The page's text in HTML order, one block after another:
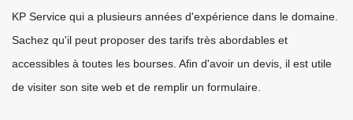
KP Service qui a plusieurs années d'expérience dans le domaine.
Sachez qu'il peut proposer des tarifs très abordables et
accessibles à toutes les bourses. Afin d'avoir un devis, il est utile
de visiter son site web et de remplir un formulaire.